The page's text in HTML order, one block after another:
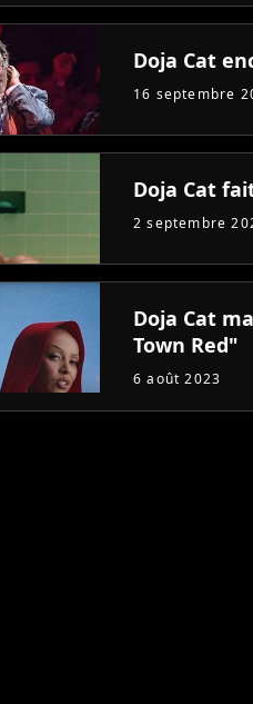
Doja Cat
16 septembre
Doja Cat
2 septembre
Doja Cat
Town Red"
6 août 2023